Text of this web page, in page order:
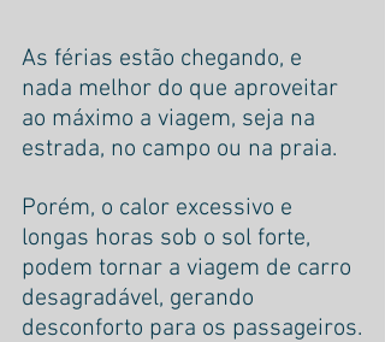
As férias estão chegando, e
nada melhor do que aproveitar
ao máximo a viagem, seja na
estrada, no campo ou na praia.
Porém, o calor excessivo e
longas horas sob o sol forte,
podem tornar a viagem de carro
desagradável, gerando
desconforto para os passageiros.